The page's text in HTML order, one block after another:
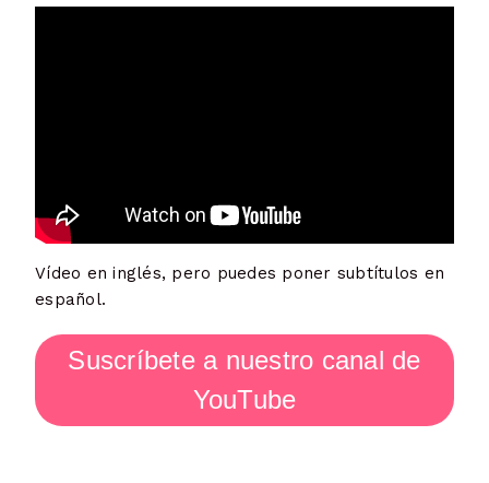
Vídeo en inglés, pero puedes poner subtítulos en
español.
Suscríbete a nuestro canal de
YouTube